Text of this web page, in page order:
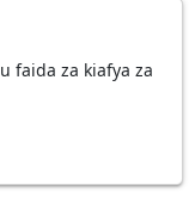
faida za kiafya za